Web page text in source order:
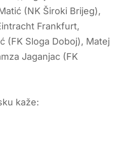
(NK Široki Brijeg),
Frankfurt,
(FK Sloga Doboj), Matej
Jaganjac (FK
kaže: